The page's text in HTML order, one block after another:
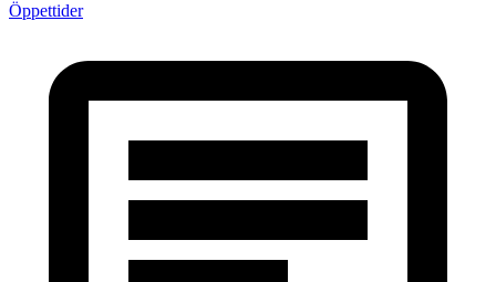
Öppettider